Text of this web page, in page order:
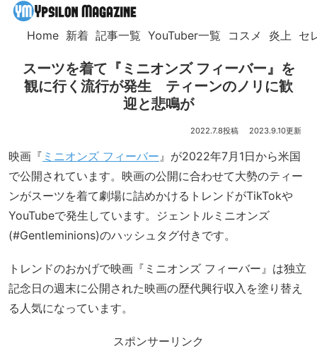
Home 新着 記事一覧 YouTuber一覧 コスメ 炎上 セ
スーツを着て『ミニオンズ フィーバー』を
観に行く流行が発生 ティーンのノリに歓
迎と悲鳴が
2022.7.8 2023.9.10
映画『 ミニオンズ フィーバー』が2022年7月1日から米国
で公開されています。映画の公開に合わせて大勢のティー
ンがスーツを着て劇場に詰めかけるトレンドがTikTokや
YouTubeで発生しています。ジェントルミニオンズ
(#Gentleminions)のハッシュタグ付きです。
トレンドのおかげで映画『ミニオンズ フィーバー』は独立
記念日の週末に公開された映画の歴代興行収入を塗り替え
る人気になっています。
スポンサーリンク